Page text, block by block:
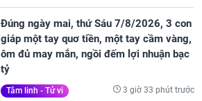
Đúng ngày mai, thứ Sáu 7/8/2026, 3 con
giáp một tay quơ tiền, một tay cầm vàng,
ôm đủ may mắn, ngồi đếm lợi nhuận bạc
tỷ
Tâm linh - Tử vi 3 giờ 33 phút trước